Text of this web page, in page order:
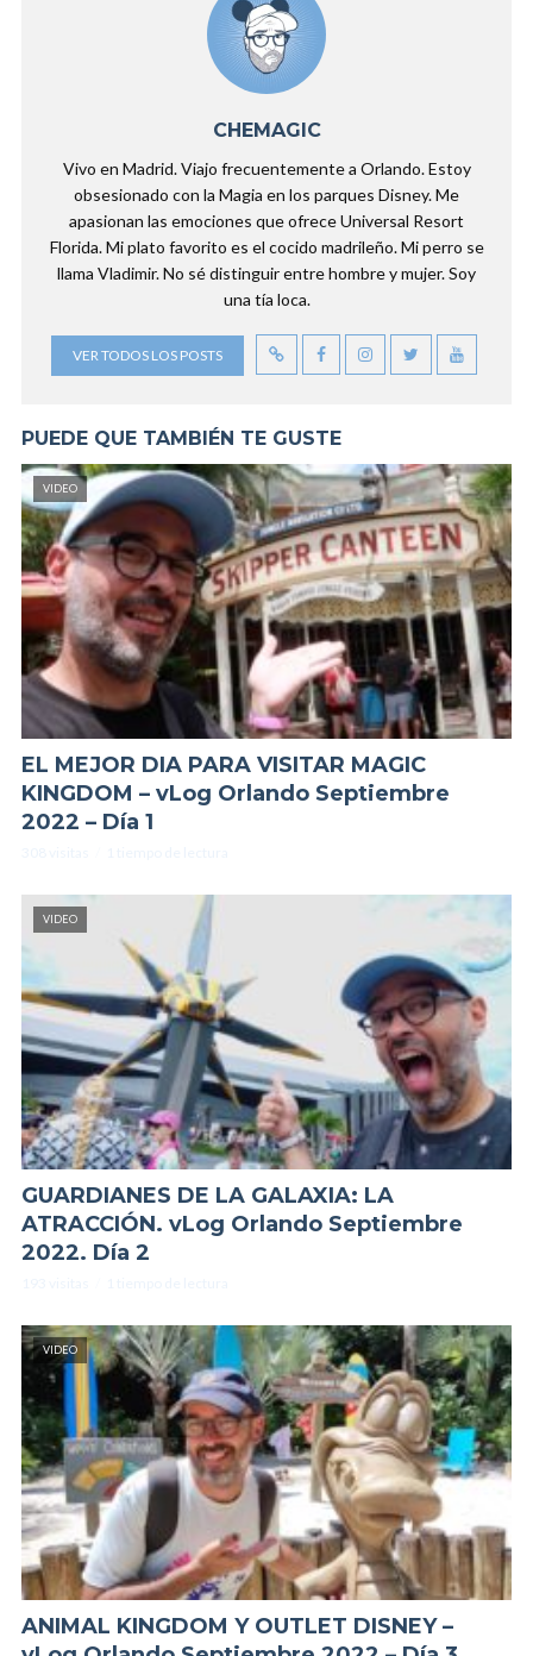
CHEMAGIC
Vivo en Madrid. Viajo frecuentemente a Orlando. Estoy
obsesionado con la Magia en los parques Disney. Me
apasionan las emociones que ofrece Universal Resort
Florida. Mi plato favorito es el cocido madrileño. Mi perro se
llama Vladimir. No sé distinguir entre hombre y mujer. Soy
una tía loca.
VER TODOS LOS POSTS
PUEDE QUE TAMBIÉN TE GUSTE
VIDEO
EL MEJOR DIA PARA VISITAR MAGIC
KINGDOM – vLog Orlando Septiembre
2022 – Día 1
VIDEO
GUARDIANES DE LA GALAXIA: LA
ATRACCIÓN. vLog Orlando Septiembre
2022. Día 2
VIDEO
ANIMAL KINGDOM Y OUTLET DISNEY –